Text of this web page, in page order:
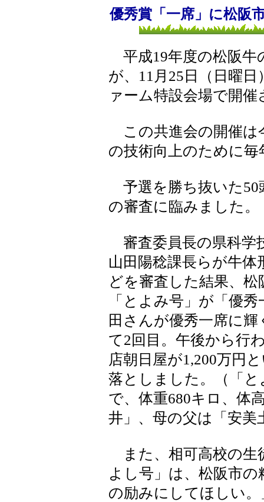
優秀賞「一席」に松阪
平成19年度の松阪牛
が、11月25日（日曜
ァーム特設会場で開
この共進会の開催は
の技術向上のために
予選を勝ち抜いた50
の審査に臨みました。
審査委員長の県科学
山田陽稔課長らが牛
どを審査した結果、
「とよみ号」が「優
田さんが優秀一席に
て2回目。午後から行
店朝日屋が1,200万円
落としました。（「と
で、体重680キロ、体
井」、母の父は「安美
また、相可高校の生
よし号」は、松阪市
の励みにしてほしい